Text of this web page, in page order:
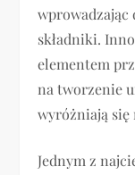
składniki.
elementem
na tworzenie
wyróżniają się
Jednym z